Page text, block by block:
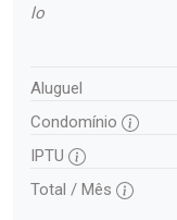
lo
Aluguel
Condomínio
IPTU
Total / Mês